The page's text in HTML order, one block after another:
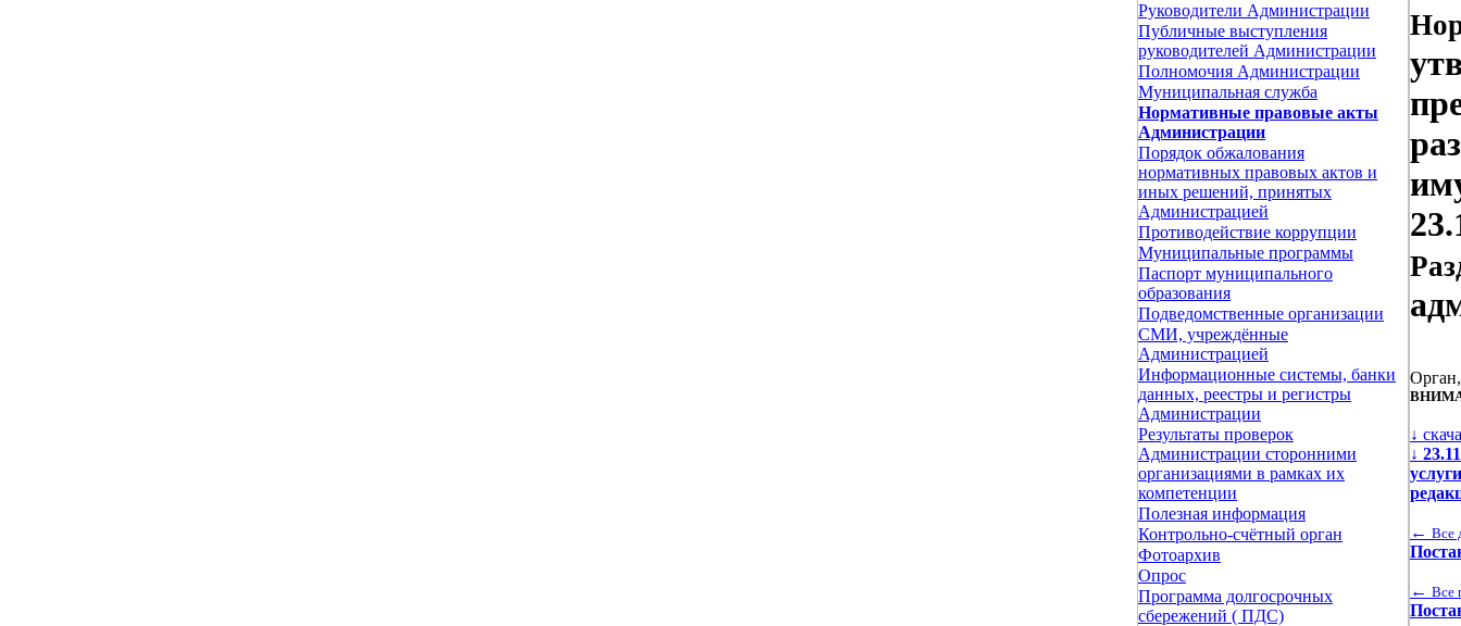
Руководители Администрации
Публичные выступления
руководителей Администрации
Полномочия Администрации
Муниципальная служба
Нормативные правовые акты
Администрации
Порядок обжалования
нормативных правовых актов и
иных решений, принятых
Администрацией
Противодействие коррупции
Муниципальные программы
Паспорт муниципального
образования
Подведомственные организации
СМИ, учреждённые
Администрацией
Информационные системы, банки
данных, реестры и регистры
Администрации
Результаты проверок
Администрации сторонними
организациями в рамках их
компетенции
Полезная информация
Контрольно-счётный орган
Фотоархив
Опрос
Программа долгосрочных
сбережений ( ПДС)
↓
↓
← Все
← Все